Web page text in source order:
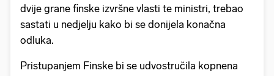
dvije grane finske izvršne vlasti te ministri, trebao
sastati u nedjelju kako bi se donijela konačna
odluka.
Pristupanjem Finske bi se udvostručila kopnena